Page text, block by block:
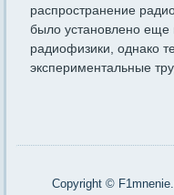
распространение
было установлено еще
радиофизики, однако
экспериментальные
Copyright ©